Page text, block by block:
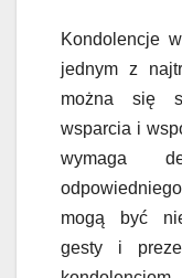
Kondolencje
jednym z
można się
wsparcia i
wymaga
mogą być
gesty i